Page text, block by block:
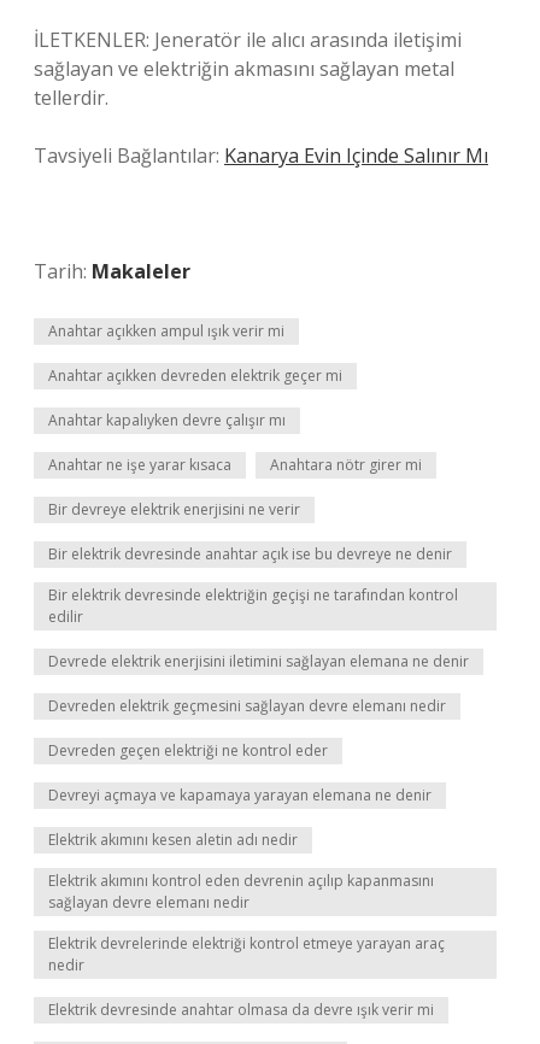
İLETKENLER: Jeneratör ile alıcı arasında iletişimi
sağlayan ve elektriğin akmasını sağlayan metal
tellerdir.
Tavsiyeli Bağlantılar: Kanarya Evin Içinde Salınır Mı
Tarih: Makaleler
Anahtar açıkken ampul ışık verir mi
Anahtar açıkken devreden elektrik geçer mi
Anahtar kapalıyken devre çalışır mı
Anahtar ne işe yarar kısaca Anahtara nötr girer mi
Bir devreye elektrik enerjisini ne verir
Bir elektrik devresinde anahtar açık ise bu devreye ne denir
Bir elektrik devresinde elektriğin geçişi ne tarafından kontrol
edilir
Devrede elektrik enerjisini iletimini sağlayan elemana ne denir
Devreden elektrik geçmesini sağlayan devre elemanı nedir
Devreden geçen elektriği ne kontrol eder
Devreyi açmaya ve kapamaya yarayan elemana ne denir
Elektrik akımını kesen aletin adı nedir
Elektrik akımını kontrol eden devrenin açılıp kapanmasını
sağlayan devre elemanı nedir
Elektrik devrelerinde elektriği kontrol etmeye yarayan araç
nedir
Elektrik devresinde anahtar olmasa da devre ışık verir mi